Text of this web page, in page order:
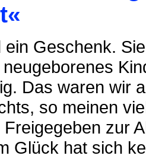
ein Geschenk.
Das waren wir
so meinen
zur
Glück hat sich